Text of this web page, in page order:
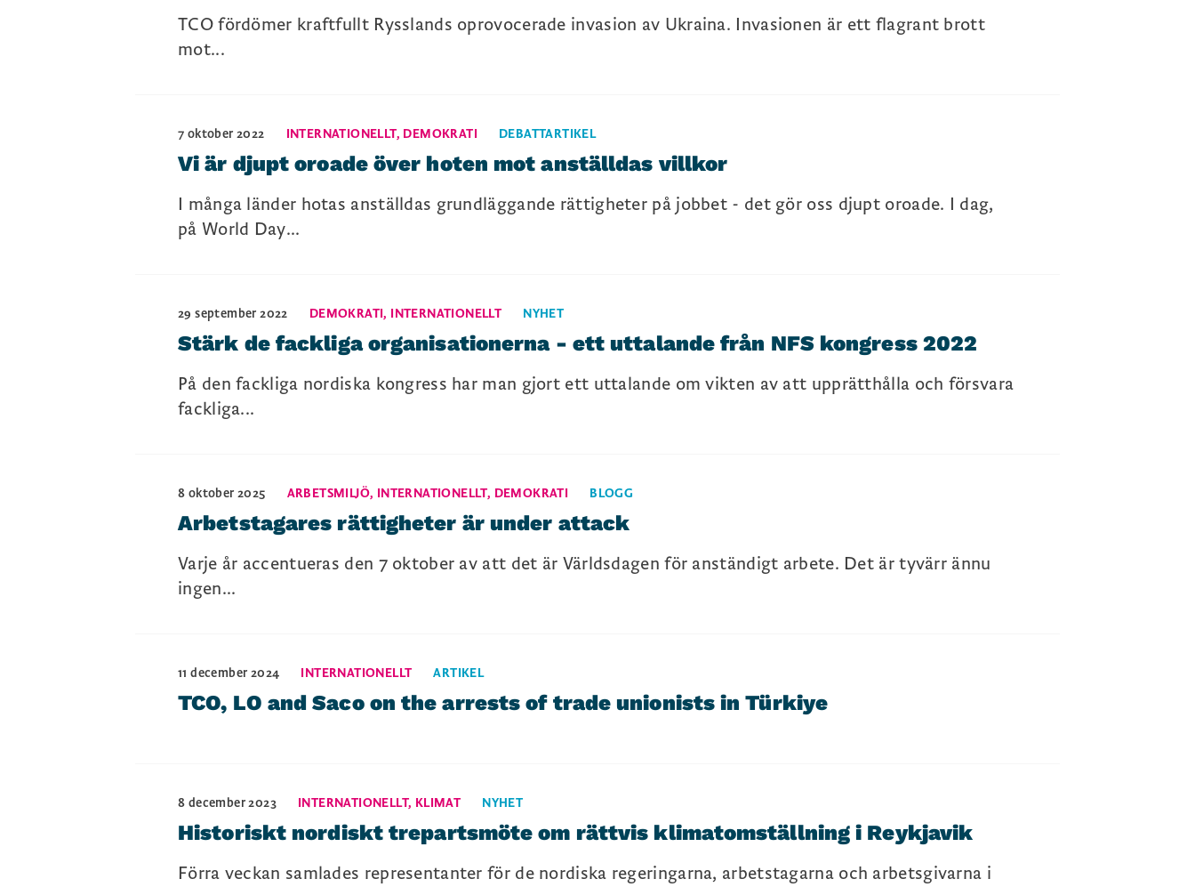
TCO fördömer kraftfullt Rysslands oprovocerade invasion av Ukraina. Invasionen är ett flagrant brott
mot...
7 oktober 2022 INTERNATIONELLT, DEMOKRATI DEBATTARTIKEL
Vi är djupt oroade över hoten mot anställdas villkor
I många länder hotas anställdas grundläggande rättigheter på jobbet - det gör oss djupt oroade. I dag,
på World Day...
29 september 2022 DEMOKRATI, INTERNATIONELLT NYHET
Stärk de fackliga organisationerna - ett uttalande från NFS kongress 2022
På den fackliga nordiska kongress har man gjort ett uttalande om vikten av att upprätthålla och försvara
fackliga...
8 oktober 2025 ARBETSMILJÖ, INTERNATIONELLT, DEMOKRATI BLOGG
Arbetstagares rättigheter är under attack
Varje år accentueras den 7 oktober av att det är Världsdagen för anständigt arbete. Det är tyvärr ännu
ingen...
11 december 2024 INTERNATIONELLT ARTIKEL
TCO, LO and Saco on the arrests of trade unionists in Türkiye
8 december 2023 INTERNATIONELLT, KLIMAT NYHET
Historiskt nordiskt trepartsmöte om rättvis klimatomställning i Reykjavik
Förra veckan samlades representanter för de nordiska regeringarna, arbetstagarna och arbetsgivarna i